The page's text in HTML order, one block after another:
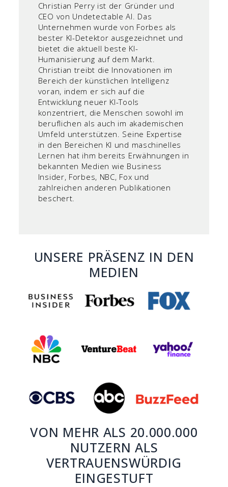
Christian Perry ist der Gründer und
CEO von Undetectable AI. Das
Unternehmen wurde von Forbes als
bester KI-Detektor ausgezeichnet und
bietet die aktuell beste KI-
Humanisierung auf dem Markt.
Christian treibt die Innovationen im
Bereich der künstlichen Intelligenz
voran, indem er sich auf die
Entwicklung neuer KI-Tools
konzentriert, die Menschen sowohl im
beruflichen als auch im akademischen
Umfeld unterstützen. Seine Expertise
in den Bereichen KI und maschinelles
Lernen hat ihm bereits Erwähnungen in
bekannten Medien wie Business
Insider, Forbes, NBC, Fox und
zahlreichen anderen Publikationen
beschert.
UNSERE PRÄSENZ IN DEN
MEDIEN
VON MEHR ALS 20.000.000
NUTZERN ALS
VERTRAUENSWÜRDIG
EINGESTUFT